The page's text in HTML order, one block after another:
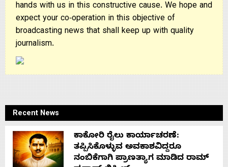
hands with us in this constructive cause. We hope and
expect your co-operation in this objective of
broadcasting news that shall keep up with quality
journalism.
Recent News
ಕಾಕೋರಿ ರೈಲು ಕಾರ್ಯಾಚರಣೆ:
ತಪ್ಪಿಸಿಕೊಳ್ಳುವ ಅವಕಾಶವಿದ್ದರೂ
ನಂಬಿಕೆಗಾಗಿ ಪ್ರಾಣತ್ಯಾಗ ಮಾಡಿದ ರಾಮ್